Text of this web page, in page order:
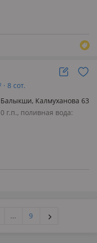
времянка,
территория большая
8 сот.
Калмуханова 63
Тамаша
г.п., поливная вода:
расположение
школа,
... 9